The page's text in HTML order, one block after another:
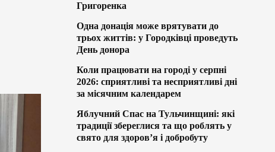
Григоренка
Одна донація може врятувати до
трьох життів: у Городківці проведуть
День донора
Коли працювати на городі у серпні
2026: сприятливі та несприятливі дні
за місячним календарем
Яблучний Спас на Тульчинщині: які
традиції збереглися та що роблять у
свято для здоров’я і добробуту